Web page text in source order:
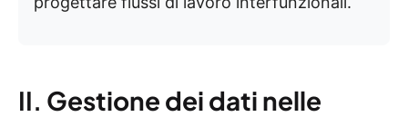
II. Gestione dei dati nelle